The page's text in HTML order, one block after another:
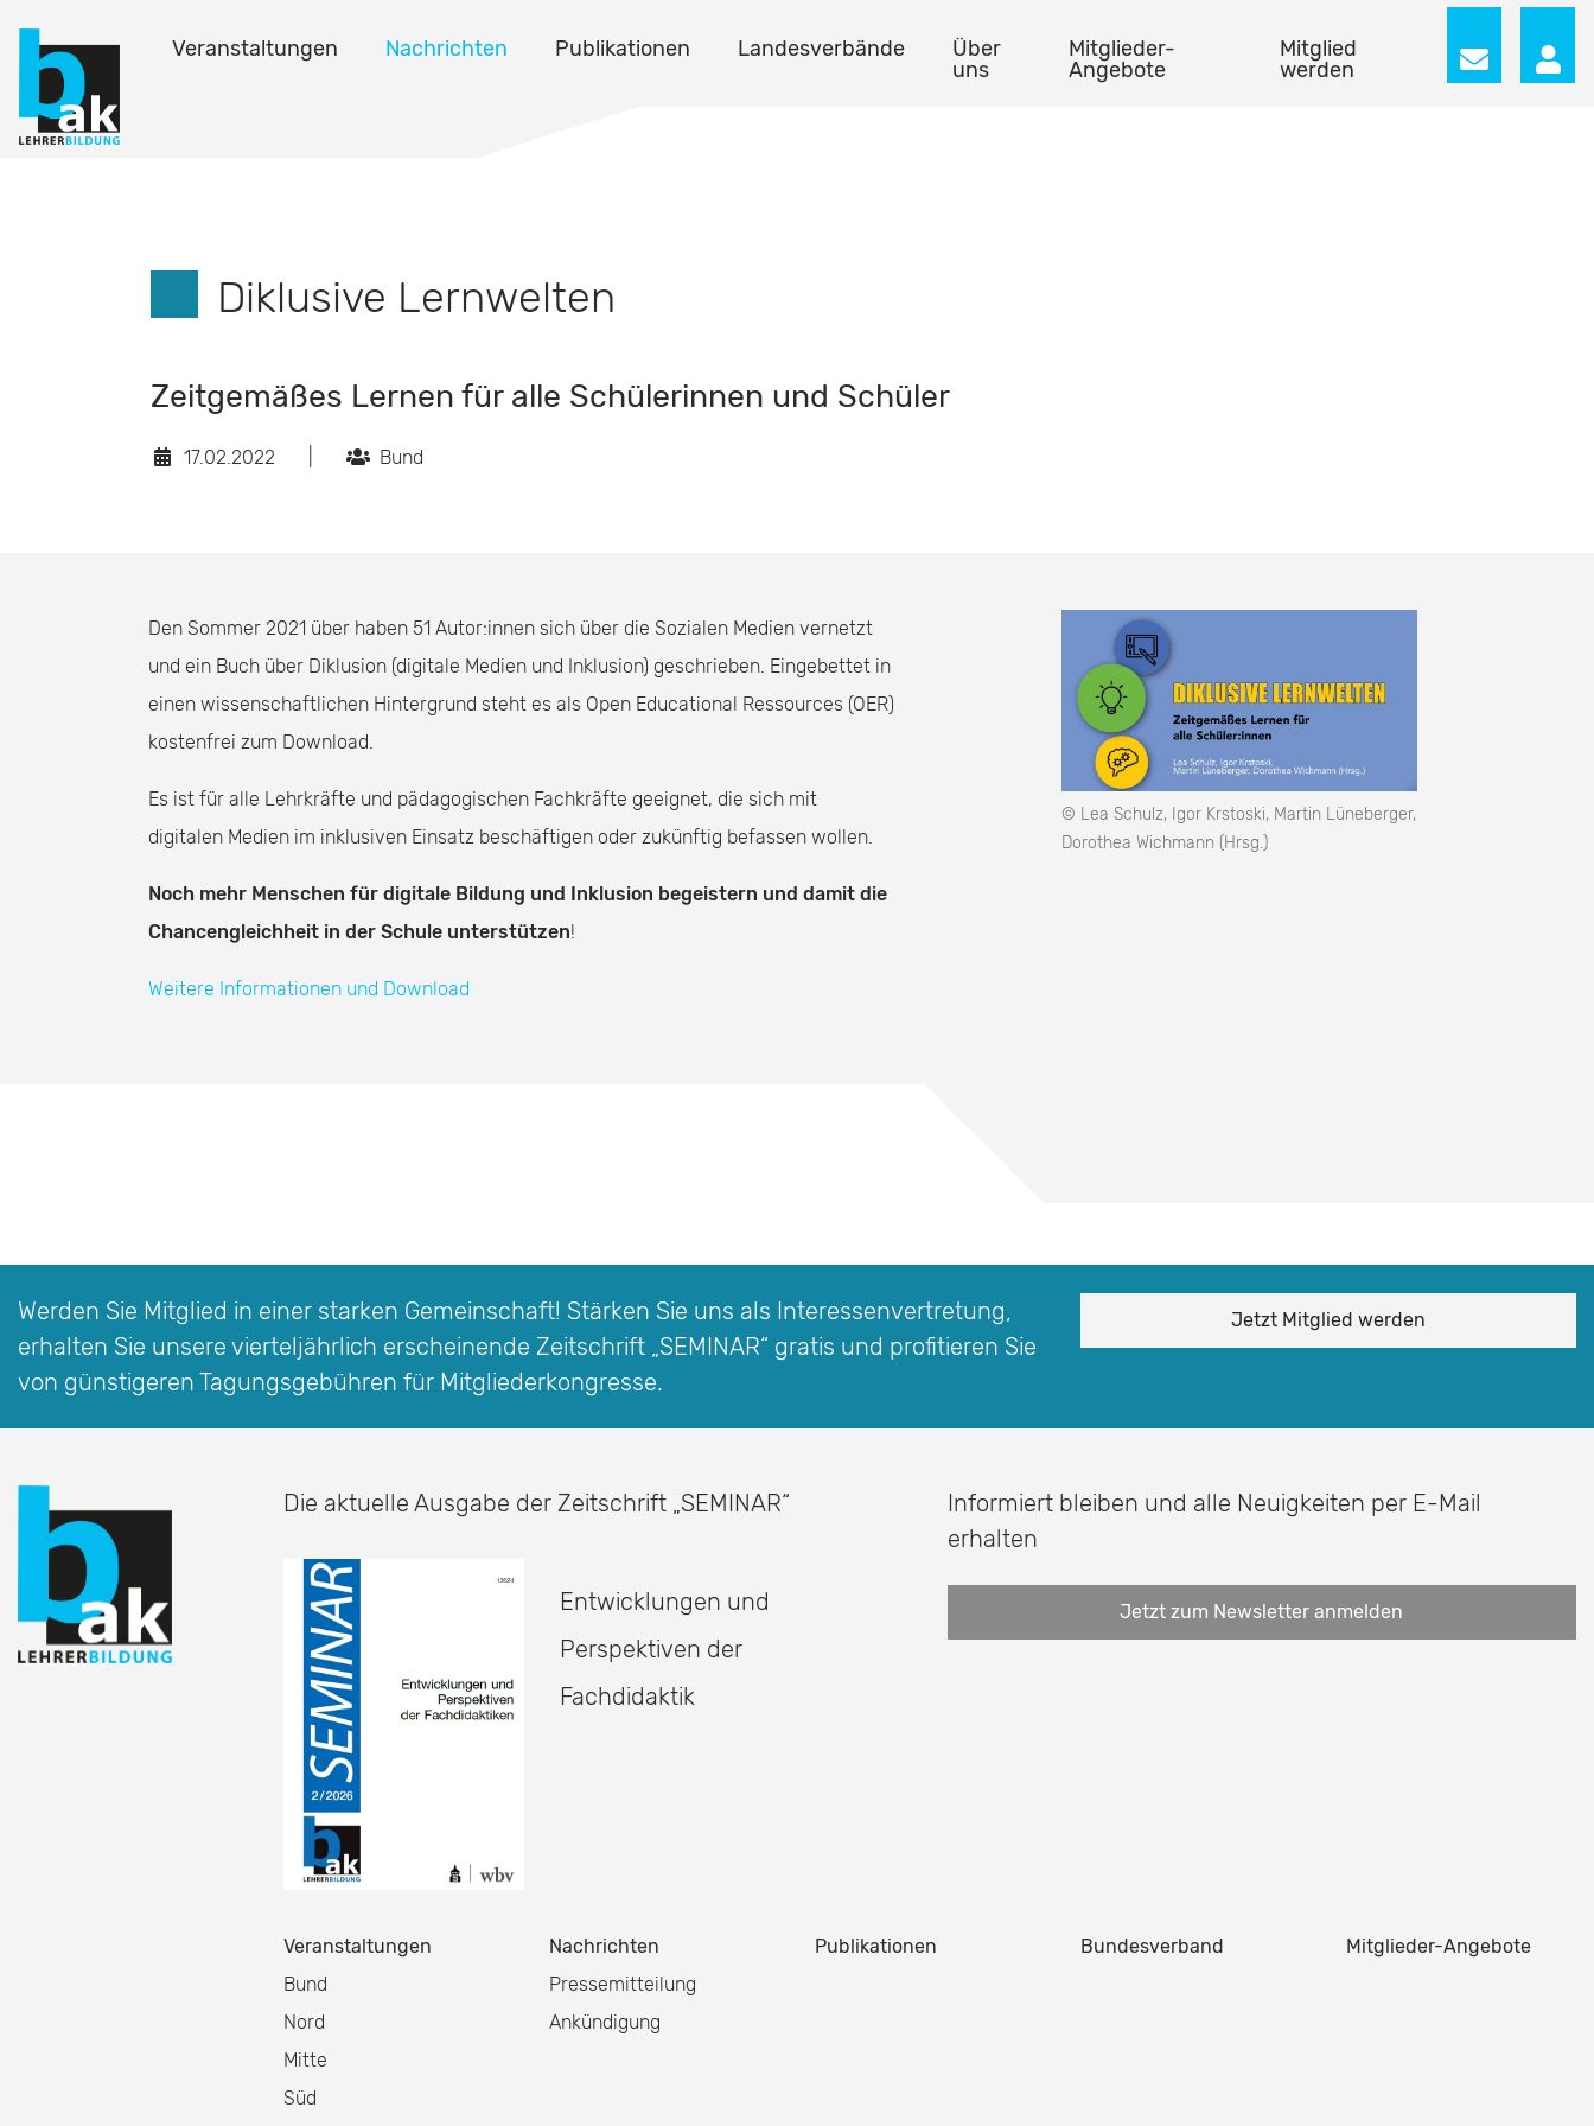
Veranstaltungen Nachrichten Publikationen Landesverbände
Über
uns
Mitglieder-
Angebote
Mitglied
werden
Diklusive Lernwelten
Zeitgemäßes Lernen für alle Schülerinnen und Schüler
17.02.2022 Bund
Den Sommer 2021 über haben 51 Autor:innen sich über die Sozialen Medien vernetzt
und ein Buch über Diklusion (digitale Medien und Inklusion) geschrieben. Eingebettet in
einen wissenschaftlichen Hintergrund steht es als Open Educational Ressources (OER)
kostenfrei zum Download.
Es ist für alle Lehrkräfte und pädagogischen Fachkräfte geeignet, die sich mit
digitalen Medien im inklusiven Einsatz beschäftigen oder zukünftig befassen wollen.
Noch mehr Menschen für digitale Bildung und Inklusion begeistern und damit die
Chancengleichheit in der Schule unterstützen!
Weitere Informationen und Download
© Lea Schulz, Igor Krstoski, Martin Lüneberger,
Dorothea Wichmann (Hrsg.)
Werden Sie Mitglied in einer starken Gemeinschaft! Stärken Sie uns als Interessen­vertretung,
erhalten Sie unsere vierteljährlich erscheinende Zeitschrift „SEMINAR“ gratis und profitieren Sie
von günstigeren Tagungsgebühren für Mitgliederkongresse.
Jetzt Mitglied werden
Die aktuelle Ausgabe der Zeitschrift „SEMINAR“
Entwicklungen und
Perspektiven der
Fachdidaktik
Informiert bleiben und alle Neuigkeiten per E-Mail
erhalten
Jetzt zum Newsletter anmelden
Veranstaltungen
Bund
Nord
Mitte
Süd
Nachrichten
Pressemitteilung
Ankündigung
Publikationen Bundesverband Mitglieder-Angebote